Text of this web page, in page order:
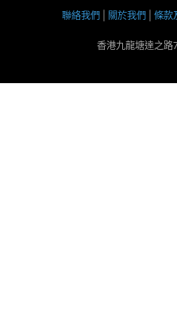
聯絡我們 關於我們 條款
香港九龍塘達之